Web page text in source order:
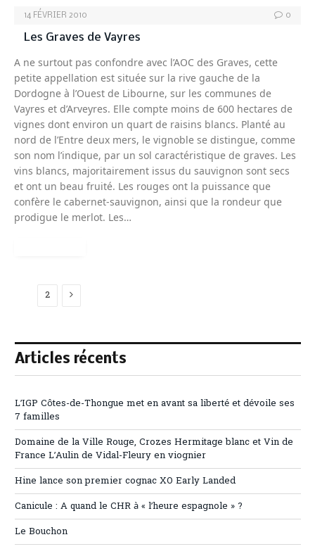
14 FÉVRIER 2010 0
Les Graves de Vayres
A ne surtout pas confondre avec l’AOC des Graves, cette
petite appellation est située sur la rive gauche de la
Dordogne à l’Ouest de Libourne, sur les communes de
Vayres et d’Arveyres. Elle compte moins de 600 hectares de
vignes dont environ un quart de raisins blancs. Planté au
nord de l’Entre deux mers, le vignoble se distingue, comme
son nom l’indique, par un sol caractéristique de graves. Les
vins blancs, majoritairement issus du sauvignon sont secs
et ont un beau fruité. Les rouges ont la puissance que
confère le cabernet-sauvignon, ainsi que la rondeur que
prodigue le merlot. Les…
2 Next
Articles récents
L’IGP Côtes-de-Thongue met en avant sa liberté et dévoile ses
7 familles
Domaine de la Ville Rouge, Crozes Hermitage blanc et Vin de
France L’Aulin de Vidal-Fleury en viognier
Hine lance son premier cognac XO Early Landed
Canicule : A quand le CHR à « l’heure espagnole » ?
Le Bouchon